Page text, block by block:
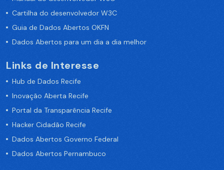
Cartilha do desenvolvedor W3C
Guia de Dados Abertos OKFN
Dados Abertos para um dia a dia melhor
Links de Interesse
Hub de Dados Recife
Inovação Aberta Recife
Portal da Transparência Recife
Hacker Cidadão Recife
Dados Abertos Governo Federal
Dados Abertos Pernambuco